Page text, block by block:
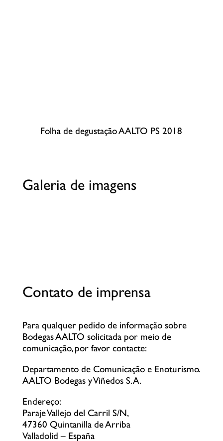
Folha de degustação AALTO PS 2018
Galeria de imagens
Contato de imprensa
Para qualquer pedido de informação sobre
Bodegas AALTO solicitada por meio de
comunicação, por favor contacte:
Departamento de Comunicação e Enoturismo.
AALTO Bodegas y Viñedos S. A.
Endereço:
Paraje Vallejo del Carril S/N,
47360 Quintanilla de Arriba
Valladolid – España